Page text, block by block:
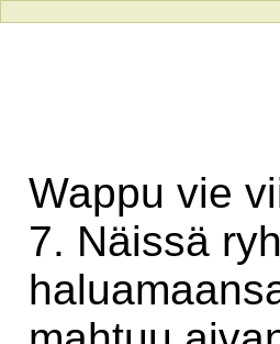
Wappu vie
7. Näissä